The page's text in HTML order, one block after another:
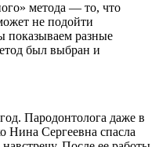
метода — то, что
не подойти
показываем разные
был выбран и
Пародонтолога даже в
Нина Сергеевна спасла